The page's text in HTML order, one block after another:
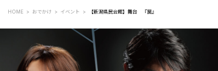
HOME おでかけ イベント 【新潟県民会館】舞台 『罠』